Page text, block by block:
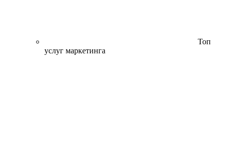
Топ
услуг маркетинга